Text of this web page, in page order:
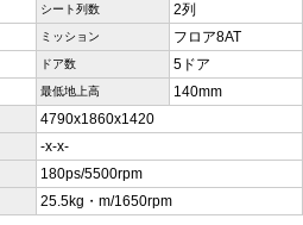
シート列数 2列
ミッション フロア8AT
ドア数 5ドア
最低地上高 140mm
4790x1860x1420
-x-x-
180ps/5500rpm
25.5kg・m/1650rpm